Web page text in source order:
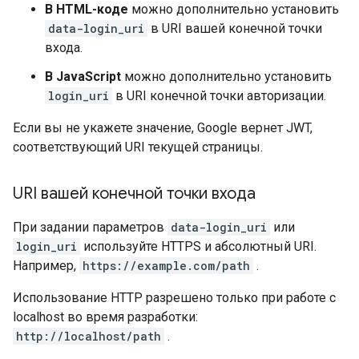
В HTML-коде можно дополнительно установить
data-login_uri в URI вашей конечной точки
входа.
В JavaScript можно дополнительно установить
login_uri в URI конечной точки авторизации.
Если вы не укажете значение, Google вернет JWT,
соответствующий URI текущей страницы.
URI вашей конечной точки входа
При задании параметров data-login_uri или
login_uri используйте HTTPS и абсолютный URI.
Например, https://example.com/path .
Использование HTTP разрешено только при работе с
localhost во время разработки:
http://localhost/path .